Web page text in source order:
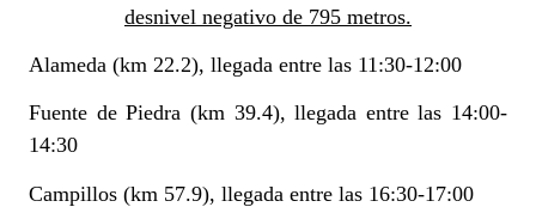
desnivel negativo de 795 metros.
Alameda (km 22.2), llegada entre las 11:30-12:00
Fuente de Piedra (km 39.4), llegada entre las 14:00-
14:30
Campillos (km 57.9), llegada entre las 16:30-17:00